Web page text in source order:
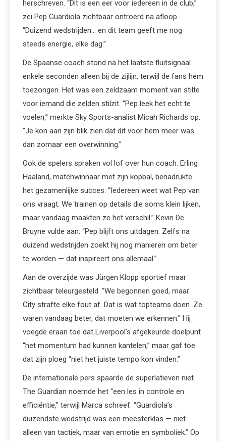
herschreven. “Dit is een eer voor iedereen in de club,”
zei Pep Guardiola zichtbaar ontroerd na afloop.
“Duizend wedstrijden… en dit team geeft me nog
steeds energie, elke dag.”
De Spaanse coach stond na het laatste fluitsignaal
enkele seconden alleen bij de zijlijn, terwijl de fans hem
toezongen. Het was een zeldzaam moment van stilte
voor iemand die zelden stilzit. “Pep leek het echt te
voelen,” merkte Sky Sports-analist Micah Richards op.
“Je kon aan zijn blik zien dat dit voor hem meer was
dan zomaar een overwinning.”
Ook de spelers spraken vol lof over hun coach. Erling
Haaland, matchwinnaar met zijn kopbal, benadrukte
het gezamenlijke succes: “Iedereen weet wat Pep van
ons vraagt. We trainen op details die soms klein lijken,
maar vandaag maakten ze het verschil.” Kevin De
Bruyne vulde aan: “Pep blijft ons uitdagen. Zelfs na
duizend wedstrijden zoekt hij nog manieren om beter
te worden — dat inspireert ons allemaal.”
Aan de overzijde was Jürgen Klopp sportief maar
zichtbaar teleurgesteld. “We begonnen goed, maar
City strafte elke fout af. Dat is wat topteams doen. Ze
waren vandaag beter, dat moeten we erkennen.” Hij
voegde eraan toe dat Liverpool’s afgekeurde doelpunt
“het momentum had kunnen kantelen,” maar gaf toe
dat zijn ploeg “niet het juiste tempo kon vinden.”
De internationale pers spaarde de superlatieven niet.
The Guardian noemde het “een les in controle en
efficiëntie,” terwijl Marca schreef: “Guardiola’s
duizendste wedstrijd was een meesterklas — niet
alleen van tactiek, maar van emotie en symboliek.” Op